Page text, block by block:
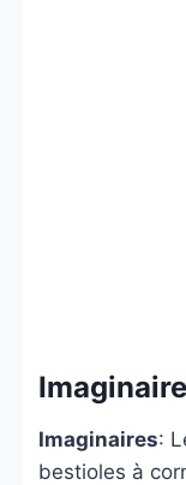
Imaginaires:
bestioles à